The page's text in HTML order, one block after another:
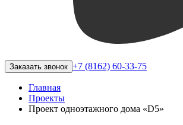
Заказать звонок +7 (8162) 60-33-75
Главная
Проекты
Проект одноэтажного дома «D5»